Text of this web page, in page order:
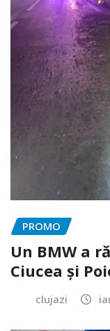
PROMO
Un BMW a
Ciucea și
clujazi